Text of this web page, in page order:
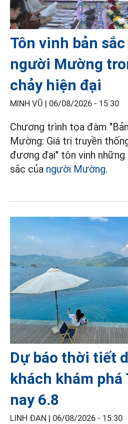
Tôn vinh bản
người Mường
chảy hiện đại
MINH VŨ | 06/08/2026 - 15:30
Chương trình tọa đàm
Mường: Giá trị truyền
đương đại" tôn vinh
sắc của người Mường.
Dự báo thời tiết
khách khám phá
nay 6.8
LINH ĐAN | 06/08/2026 - 15:30